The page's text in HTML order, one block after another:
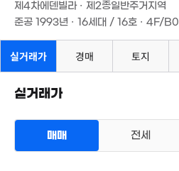
제4차에덴빌라 · 제2종일반주거지역
준공 1993년 · 16세대 / 16호 · 4F/B0
실거래가 경매 토지
실거래가
매매 전세